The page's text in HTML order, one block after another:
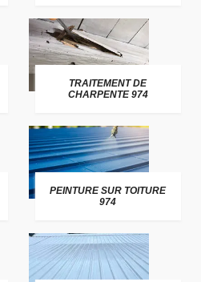
TRAITEMENT DE
CHARPENTE 974
PEINTURE SUR TOITURE
974